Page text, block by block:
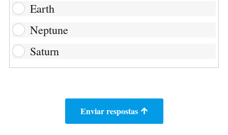
Earth
Neptune
Saturn
Enviar respostas